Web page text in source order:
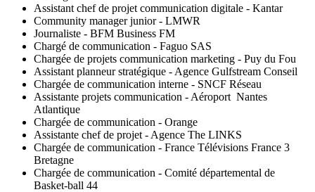
Assistant chef de projet communication digitale - Kantar
Community manager junior - LMWR
Journaliste - BFM Business FM
Chargé de communication - Faguo SAS
Chargée de projets communication marketing - Puy du Fou
Assistant planneur stratégique - Agence Gulfstream Conseil
Chargée de communication interne - SNCF Réseau
Assistante projets communication - Aéroport Nantes
Atlantique
Chargée de communication - Orange
Assistante chef de projet - Agence The LINKS
Chargée de communication - France Télévisions France 3
Bretagne
Chargée de communication - Comité départemental de
Basket-ball 44